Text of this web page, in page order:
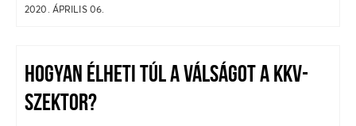
2020. ÁPRILIS 06.
HOGYAN ÉLHETI TÚL A VÁLSÁGOT A KKV-
SZEKTOR?